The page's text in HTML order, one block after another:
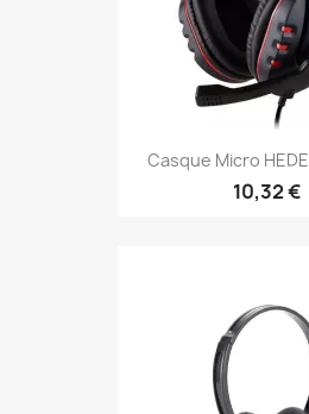
Casque Micro
10,32 €